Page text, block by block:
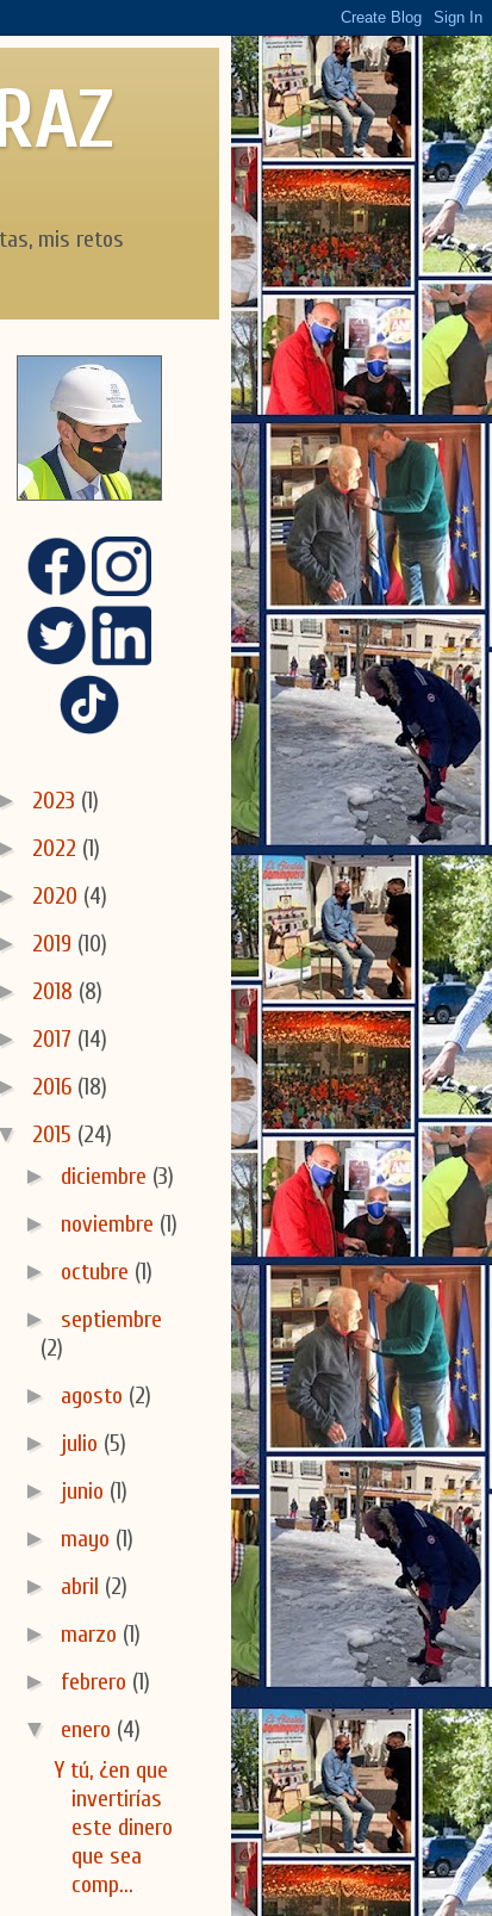
mis retos
3/13
► 2023 (1)
► 2022 (1)
► 2020 (4)
► 2019 (10)
► 2018 (8)
► 2017 (14)
► 2016 (18)
▼ 2015 (24)
► diciembre (3)
► noviembre (1)
► octubre (1)
► septiembre
(2)
► agosto (2)
► julio (5)
► junio (1)
► mayo (1)
► abril (2)
► marzo (1)
► febrero (1)
▼ enero (4)
Y tú, ¿en que
invertirías
este dinero
que sea
comp...